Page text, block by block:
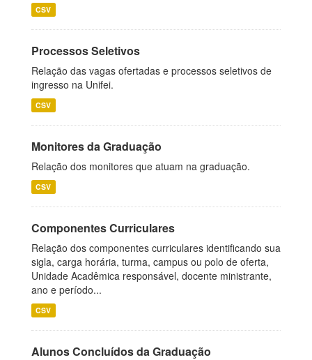
CSV
Processos Seletivos
Relação das vagas ofertadas e processos seletivos de
ingresso na Unifei.
CSV
Monitores da Graduação
Relação dos monitores que atuam na graduação.
CSV
Componentes Curriculares
Relação dos componentes curriculares identificando sua
sigla, carga horária, turma, campus ou polo de oferta,
Unidade Acadêmica responsável, docente ministrante,
ano e período...
CSV
Alunos Concluídos da Graduação